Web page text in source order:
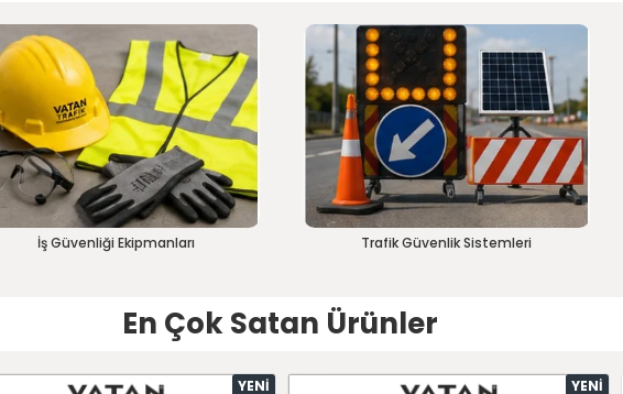
İş Güvenliği Ekipmanları Trafik Güvenlik Sistemleri
En Çok Satan Ürünler
YENI YENI